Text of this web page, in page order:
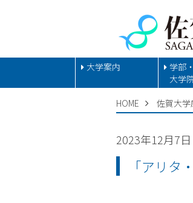
大学案内
学部
大学
HOME 佐賀大学
2023年12月7日
「アリ